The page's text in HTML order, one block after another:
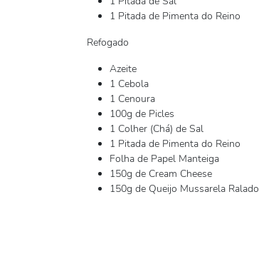
1 Pitada de Pimenta do Reino
Refogado
Azeite
1 Cebola
1 Cenoura
100g de Picles
1 Colher (Chá) de Sal
1 Pitada de Pimenta do Reino
Folha de Papel Manteiga
150g de Cream Cheese
150g de Queijo Mussarela Ralado